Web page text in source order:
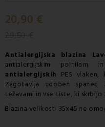
20,90 €
Antialergijska blazina
antialergijskim
antialergijskih PES
Zagotavlja udoben
težavami in vse tiste, ki skrbijo
Blazina velikosti 35x45 ne